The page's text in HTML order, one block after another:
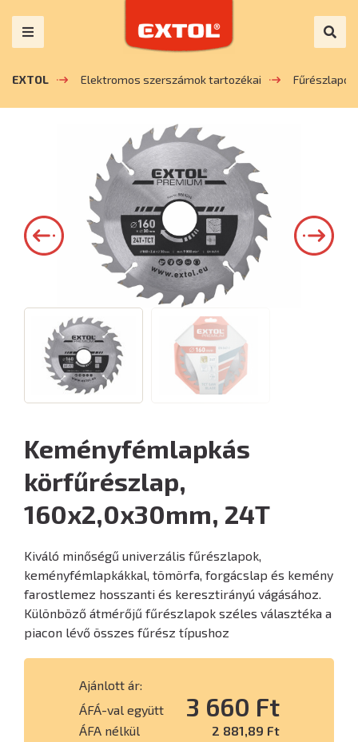
EXTOL Elektromos szerszámok tartozékai Fűrészlapok
Keményfémlapkás
körfűrészlap,
160x2,0x30mm, 24T
Kiváló minőségű univerzális fűrészlapok,
keményfémlapkákkal, tömörfa, forgácslap és kemény
farostlemez hosszanti és keresztirányú vágásához.
Különböző átmérőjű fűrészlapok széles választéka a
piacon lévő összes fűrész típushoz
Ajánlott ár:
ÁFÁ-val együtt
3 660 Ft
ÁFA nélkül 2 881,89 Ft